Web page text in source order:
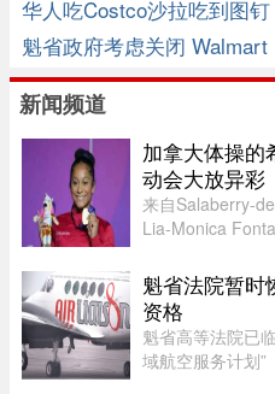
华人吃Costco沙拉吃到图
魁省政府考虑关闭
新闻频道
加拿大体操的
动会大放异彩
来自Salaberry-
Lia-Monica
历。这位魁省年
举获得4枚奖牌
魁省法院暂时
资格
魁省高等法院已
域航空服务计划”